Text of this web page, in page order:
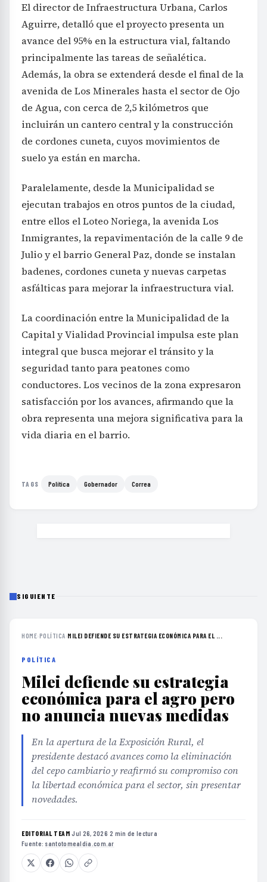
El director de Infraestructura Urbana, Carlos
Aguirre, detalló que el proyecto presenta un
avance del 95% en la estructura vial, faltando
principalmente las tareas de señalética.
Además, la obra se extenderá desde el final de la
avenida de Los Minerales hasta el sector de Ojo
de Agua, con cerca de 2,5 kilómetros que
incluirán un cantero central y la construcción
de cordones cuneta, cuyos movimientos de
suelo ya están en marcha.
Paralelamente, desde la Municipalidad se
ejecutan trabajos en otros puntos de la ciudad,
entre ellos el Loteo Noriega, la avenida Los
Inmigrantes, la repavimentación de la calle 9 de
Julio y el barrio General Paz, donde se instalan
badenes, cordones cuneta y nuevas carpetas
asfálticas para mejorar la infraestructura vial.
La coordinación entre la Municipalidad de la
Capital y Vialidad Provincial impulsa este plan
integral que busca mejorar el tránsito y la
seguridad tanto para peatones como
conductores. Los vecinos de la zona expresaron
satisfacción por los avances, afirmando que la
obra representa una mejora significativa para la
vida diaria en el barrio.
TAGS Política Gobernador Correa
SIGUIENTE
HOME›POLÍTICA›MILEI DEFIENDE SU ESTRATEGIA ECONÓMICA PARA EL ...
POLÍTICA
Milei defiende su estrategia
económica para el agro pero
no anuncia nuevas medidas
En la apertura de la Exposición Rural, el
presidente destacó avances como la eliminación
del cepo cambiario y reafirmó su compromiso con
la libertad económica para el sector, sin presentar
novedades.
EDITORIAL TEAM·Jul 26, 2026·2 min de lectura·
Fuente: santotomealdia.com.ar